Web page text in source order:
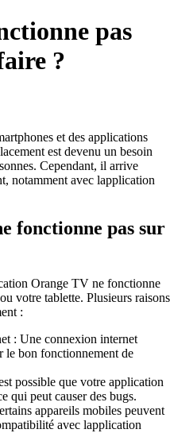
pas
?
et des applications
est devenu un besoin
Cependant, il arrive
notamment avec lapplication
fonctionne pas sur
Orange TV ne fonctionne
votre tablette. Plusieurs raisons
:
: Une connexion internet
le bon fonctionnement de
possible que votre application
qui peut causer des bugs.
appareils mobiles peuvent
avec lapplication